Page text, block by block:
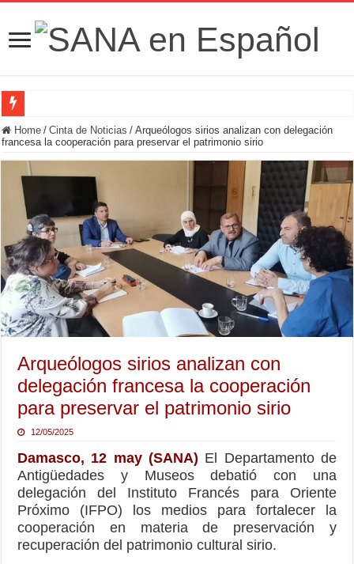
Fuerzas de Seguridad hallan fosa común con nueve cadáveres en la zona rural
Home / Cinta de Noticias / Arqueólogos sirios analizan con delegación
francesa la cooperación para preservar el patrimonio sirio
Arqueólogos sirios analizan con
delegación francesa la cooperación
para preservar el patrimonio sirio
12/05/2025
Damasco, 12 may (SANA) El Departamento de
Antigüedades y Museos debatió con una
delegación del Instituto Francés para Oriente
Próximo (IFPO) los medios para fortalecer la
cooperación en materia de preservación y
recuperación del patrimonio cultural sirio.